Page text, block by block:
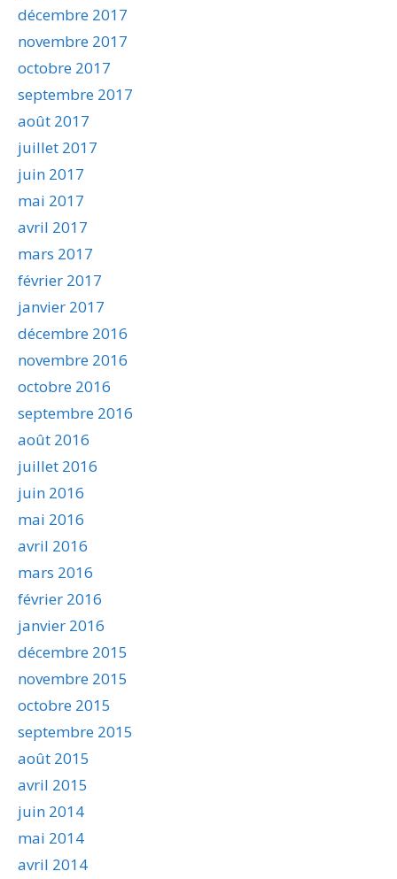
décembre 2017
novembre 2017
octobre 2017
septembre 2017
août 2017
juillet 2017
juin 2017
mai 2017
avril 2017
mars 2017
février 2017
janvier 2017
décembre 2016
novembre 2016
octobre 2016
septembre 2016
août 2016
juillet 2016
juin 2016
mai 2016
avril 2016
mars 2016
février 2016
janvier 2016
décembre 2015
novembre 2015
octobre 2015
septembre 2015
août 2015
avril 2015
juin 2014
mai 2014
avril 2014